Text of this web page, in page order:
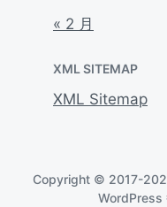
« 2 月
XML SITEMAP
XML Sitemap
Copyright © 2017-
WordPress